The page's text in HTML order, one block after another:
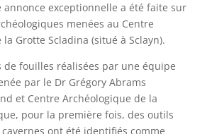
exceptionnelle a été faite sur
menées au Centre
Grotte Scladina (situé à Sclayn).
de fouilles réalisées par une équipe
par le Dr Grégory Abrams
et Centre Archéologique de la
pour la première fois, des outils
ont été identifiés comme